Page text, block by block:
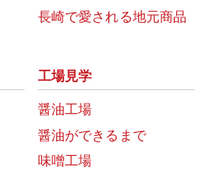
長崎で愛される地元商品
工場見学
醤油工場
醤油ができるまで
味噌工場